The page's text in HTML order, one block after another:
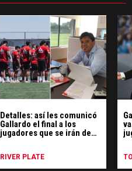
Detalles: así les comunicó
Gallardo el final a los
jugadores que se irán de
RIVER PLATE